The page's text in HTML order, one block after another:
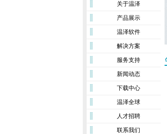
关于温泽
产品展示
温泽软件
解决方案
服务支持
新闻动态
下载中心
温泽全球
人才招聘
联系我们